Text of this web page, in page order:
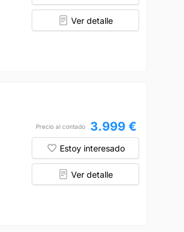
Ver detalle
Precio al contado 3.999 €
Estoy interesado
Ver detalle